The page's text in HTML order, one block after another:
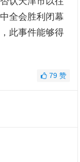
全会胜利闭幕
此事件能够得
79 赞